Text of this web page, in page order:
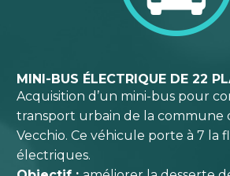
MINI-BUS ÉLECTRIQUE DE 22
Acquisition d’un mini-bus pour
transport urbain de la commune
Vecchio. Ce véhicule porte à 7 la
électriques.